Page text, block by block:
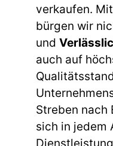
verkaufen.
bürgen wir
und
auch auf
Streben nach
sich in jedem